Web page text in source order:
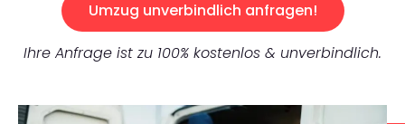
Umzug unverbindlich anfragen!
Ihre Anfrage ist zu 100% kostenlos & unverbindlich.